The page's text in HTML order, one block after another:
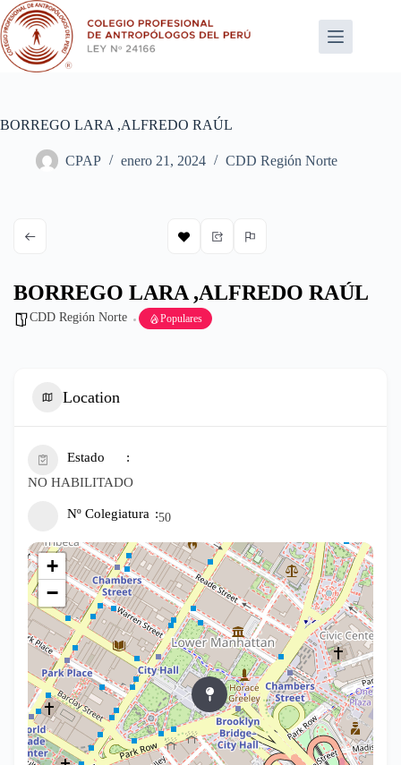
Saltar
al
contenido
BORREGO LARA ,ALFREDO RAÚL
CPAP enero 21, 2024 CDD Región Norte
BORREGO LARA ,ALFREDO RAÚL
CDD Región Norte Populares
Location
Estado
NO HABILITADO
Nº Colegiatura 50
+
−